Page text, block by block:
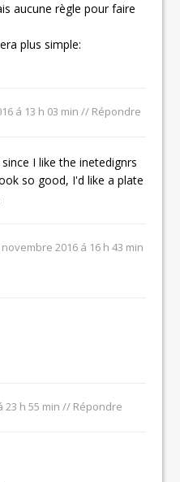
aucune règle pour faire
plus simple:
á 13 h 03 min // Répondre
I like the inetedignrs
so good, I'd like a plate
novembre 2016 á 16 h 43 min
23 h 55 min // Répondre